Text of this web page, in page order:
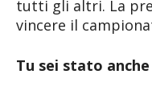
tutti gli altri. La
vincere il
Tu sei stato